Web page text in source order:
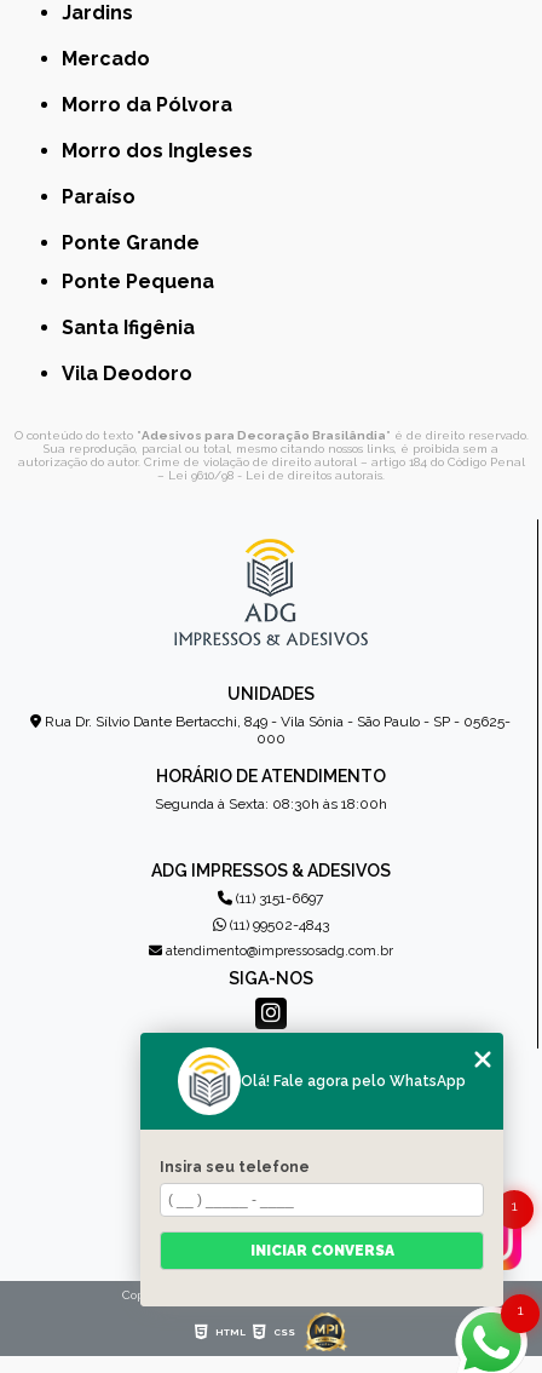
Jardins
Mercado
Morro da Pólvora
Morro dos Ingleses
Paraíso
Ponte Grande
Ponte Pequena
Santa Ifigênia
Vila Deodoro
O conteúdo do texto "Adesivos para Decoração Brasilândia" é de direito reservado.
Sua reprodução, parcial ou total, mesmo citando nossos links, é proibida sem a
autorização do autor. Crime de violação de direito autoral – artigo 184 do Código Penal
– Lei 9610/98 - Lei de direitos autorais.
UNIDADES
Rua Dr. Sílvio Dante Bertacchi, 849 - Vila Sônia - São Paulo - SP - 05625-
000
HORÁRIO DE ATENDIMENTO
Segunda à Sexta: 08:30h às 18:00h
ADG IMPRESSOS & ADESIVOS
(11) 3151-6697
(11) 99502-4843
atendimento@impressosadg.com.br
SIGA-NOS
MENU
QUEM SOMOS
PRODUTOS
CONTATO
CATEGORIAS
MAPA DO SITE
Copyright © Impressos ADG. (Lei 9610 de 19/02/1998)
HTML CSS
1
1
Olá! Fale agora pelo WhatsApp
Insira seu telefone
INICIAR CONVERSA